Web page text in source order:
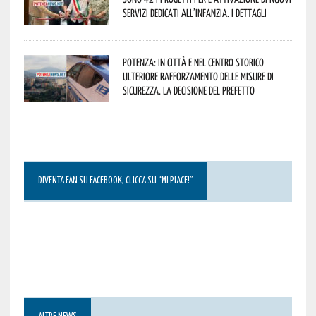
servizi dedicati all’infanzia. I dettagli
Potenza: in città e nel centro storico
ulteriore rafforzamento delle misure di
sicurezza. La decisione del Prefetto
DIVENTA FAN SU FACEBOOK, CLICCA SU “MI PIACE!”